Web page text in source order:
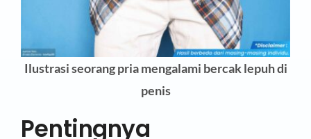
Ilustrasi seorang pria mengalami bercak lepuh di
penis
Pentingnya